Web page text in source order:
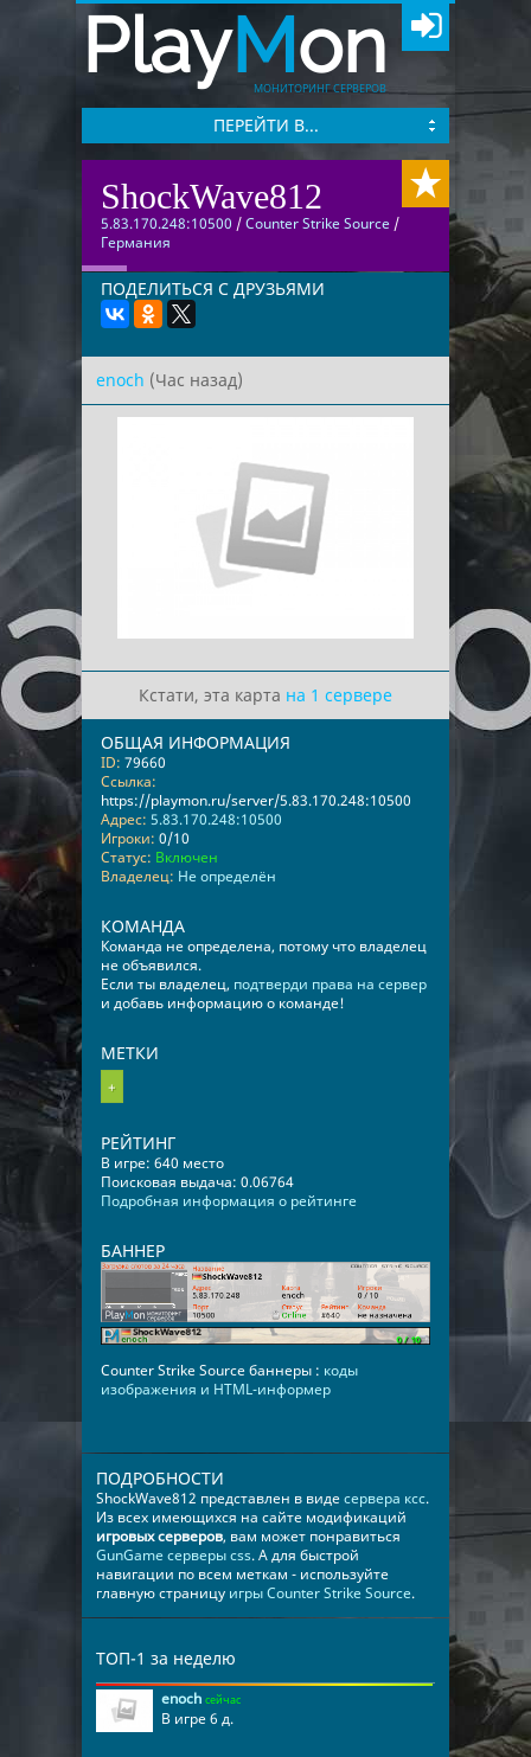
PlayMon
МОНИТОРИНГ СЕРВЕРОВ
ПЕРЕЙТИ В...
ShockWave812
5.83.170.248:10500 /Counter Strike Source /
Германия
ПОДЕЛИТЬСЯ С ДРУЗЬЯМИ
enoch (Час назад)
Кстати, эта карта на 1 сервере
ОБЩАЯ ИНФОРМАЦИЯ
ID: 79660
Ссылка:
https://playmon.ru/server/5.83.170.248:10500
Адрес: 5.83.170.248:10500
Игроки: 0/10
Статус: Включен
Владелец: Не определён
КОМАНДА
Команда не определена, потому что владелец
не объявился.
Если ты владелец, подтверди права на сервер
и добавь информацию о команде!
МЕТКИ
+
РЕЙТИНГ
В игре: 640 место
Поисковая выдача: 0.06764
Подробная информация о рейтинге
БАННЕР
Counter Strike Source баннеры : коды
изображения и HTML-информер
ПОДРОБНОСТИ
ShockWave812 представлен в видесервера ксс.
Из всех имеющихся на сайте модификаций
игровых серверов, вам может понравиться
GunGame серверы css. А для быстрой
навигации по всем меткам - используйте
главную страницу игры Counter Strike Source.
ТОП-1 за неделю
enoch сейчас
В игре 6 д.